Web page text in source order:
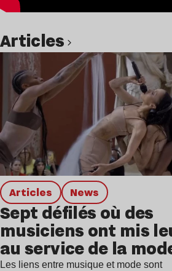
Articles
Articles news
Sept défilés où des
musiciens ont mis
au service de la
Les liens entre musique et mode sont